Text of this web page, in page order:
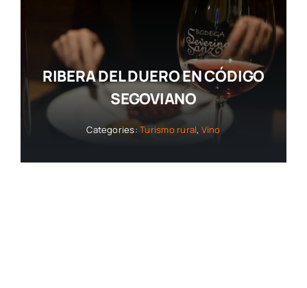
RIBERA DEL DUERO EN CÓDIGO
SEGOVIANO
Categories:Turismo rural, Vino